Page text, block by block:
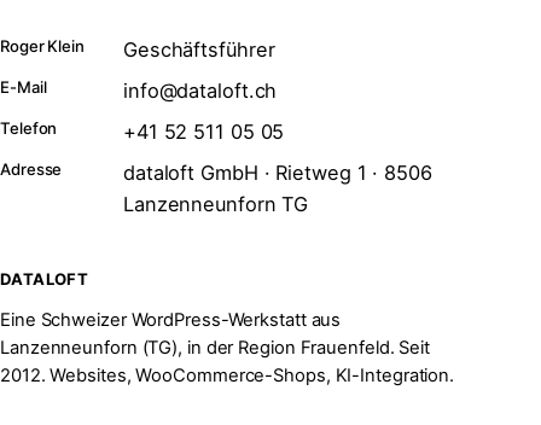
Roger Klein Geschäftsführer
E-Mail info@dataloft.ch
Telefon +41 52 511 05 05
Adresse
dataloft GmbH · Rietweg 1 · 8506
Lanzenneunforn TG
DATALOFT
Eine Schweizer WordPress-Werkstatt aus
Lanzenneunforn (TG), in der Region Frauenfeld. Seit
2012. Websites, WooCommerce-Shops, KI-Integration.